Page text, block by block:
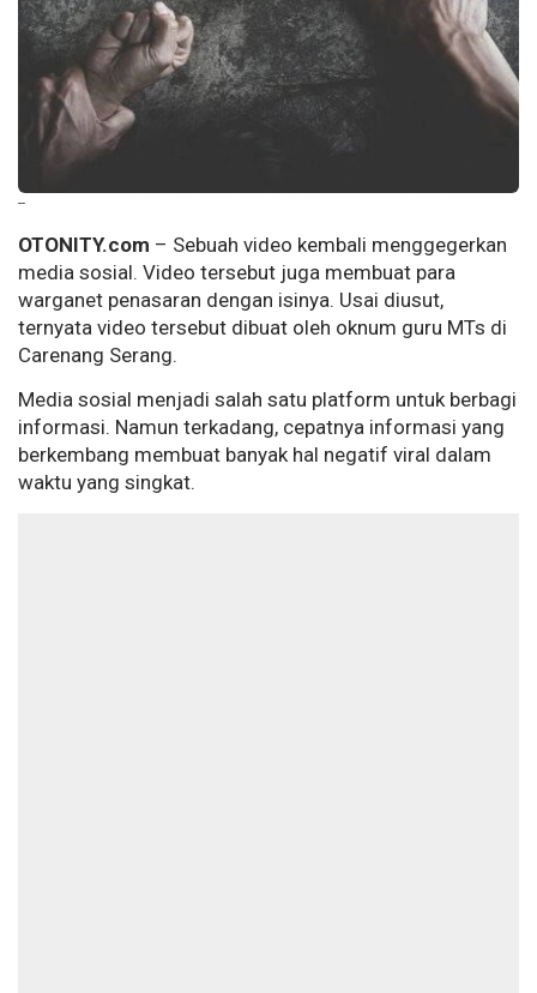
--
OTONITY.com – Sebuah video kembali menggegerkan
media sosial. Video tersebut juga membuat para
warganet penasaran dengan isinya. Usai diusut,
ternyata video tersebut dibuat oleh oknum guru MTs di
Carenang Serang.
Media sosial menjadi salah satu platform untuk berbagi
informasi. Namun terkadang, cepatnya informasi yang
berkembang membuat banyak hal negatif viral dalam
waktu yang singkat.